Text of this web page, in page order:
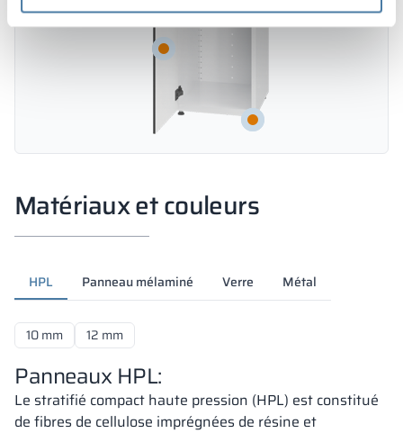
Matériaux et couleurs
HPL Panneau mélaminé Verre Métal
10 mm 12 mm
Panneaux HPL:
Le stratifié compact haute pression (HPL) est constitué
de fibres de cellulose imprégnées de résine et